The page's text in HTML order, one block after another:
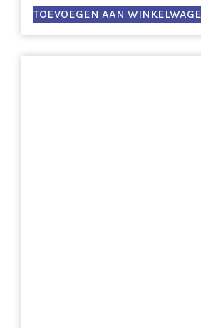
TOEVOEGEN AAN